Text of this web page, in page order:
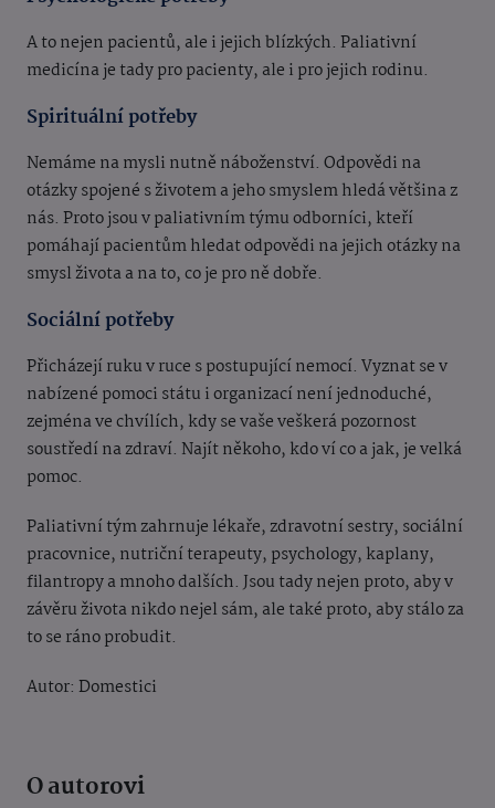
A to nejen pacientů, ale i jejich blízkých. Paliativní
medicína je tady pro pacienty, ale i pro jejich rodinu.
Spirituální potřeby
Nemáme na mysli nutně náboženství. Odpovědi na
otázky spojené s životem a jeho smyslem hledá většina z
nás. Proto jsou v paliativním týmu odborníci, kteří
pomáhají pacientům hledat odpovědi na jejich otázky na
smysl života a na to, co je pro ně dobře.
Sociální potřeby
Přicházejí ruku v ruce s postupující nemocí. Vyznat se v
nabízené pomoci státu i organizací není jednoduché,
zejména ve chvílích, kdy se vaše veškerá pozornost
soustředí na zdraví. Najít někoho, kdo ví co a jak, je velká
pomoc.
Paliativní tým zahrnuje lékaře, zdravotní sestry, sociální
pracovnice, nutriční terapeuty, psychology, kaplany,
filantropy a mnoho dalších. Jsou tady nejen proto, aby v
závěru života nikdo nejel sám, ale také proto, aby stálo za
to se ráno probudit.
Autor: Domestici
O autorovi